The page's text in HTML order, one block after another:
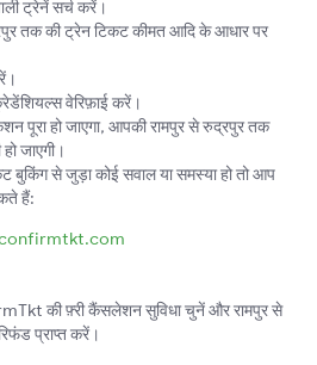
ट्रेनें सर्च करें।
तक की ट्रेन टिकट कीमत आदि के आधार पर
वेरिफ़ाई करें।
पूरा हो जाएगा, आपकी रामपुर से रुद्रपुर तक
जाएगी।
बुकिंग से जुड़ा कोई सवाल या समस्या हो तो आप
हैं:
की फ़्री कैंसलेशन सुविधा चुनें और रामपुर से
प्राप्त करें।